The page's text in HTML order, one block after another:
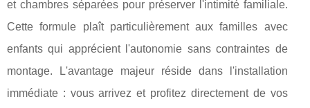
et chambres séparées pour préserver l'intimité familiale.
Cette formule plaît particulièrement aux familles avec
enfants qui apprécient l'autonomie sans contraintes de
montage. L'avantage majeur réside dans l'installation
immédiate : vous arrivez et profitez directement de vos